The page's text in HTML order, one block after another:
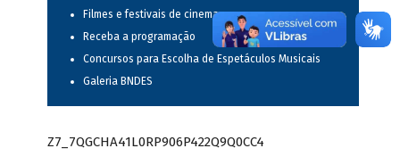
Filmes e festivais de cinema
Receba a programação
Concursos para Escolha de Espetáculos Musicais
Galeria BNDES
Z7_7QGCHA41L0RP906P422Q9Q0CC4